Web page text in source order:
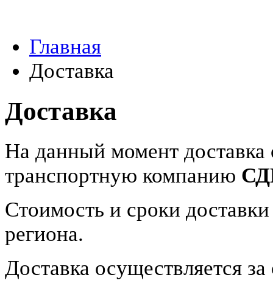
Главная
Доставка
Доставка
На данный момент доставка
транспортную компанию
Стоимость и сроки
региона.
Доставка осуществляется